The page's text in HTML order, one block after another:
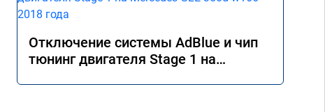
Отключение системы AdBlue и чип
тюнинг двигателя Stage 1 на